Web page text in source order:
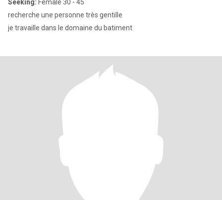
Seeking: Female 30 - 45
recherche une personne très gentille
je travaille dans le domaine du batiment